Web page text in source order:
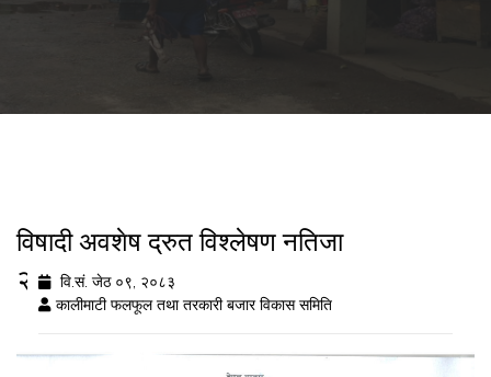
विषादी अवशेष द्रुत विश्लेषण नतिजा
२०८३/०२/०९
वि.सं. जेठ ०९, २०८३
कालीमाटी फलफूल तथा तरकारी बजार विकास समिति